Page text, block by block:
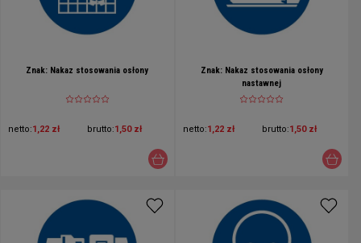
Znak: Nakaz stosowania osłony
netto:1,22 zł brutto:1,50 zł
Znak: Nakaz stosowania osłony
nastawnej
netto:1,22 zł brutto:1,50 zł